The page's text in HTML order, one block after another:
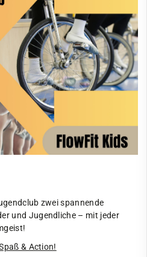
zwei spannende
und Jugendliche – mit jeder
& Action!